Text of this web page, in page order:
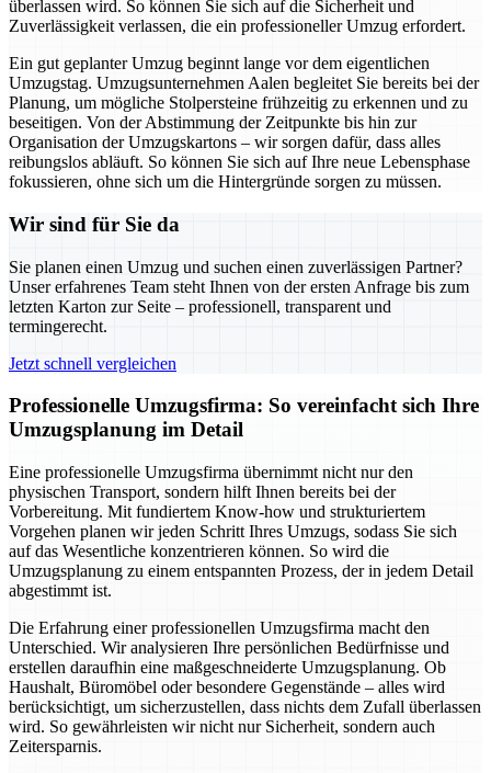
überlassen wird. So können Sie sich auf die Sicherheit und
Zuverlässigkeit verlassen, die ein professioneller Umzug erfordert.
Ein gut geplanter Umzug beginnt lange vor dem eigentlichen
Umzugstag. Umzugsunternehmen Aalen begleitet Sie bereits bei der
Planung, um mögliche Stolpersteine frühzeitig zu erkennen und zu
beseitigen. Von der Abstimmung der Zeitpunkte bis hin zur
Organisation der Umzugskartons – wir sorgen dafür, dass alles
reibungslos abläuft. So können Sie sich auf Ihre neue Lebensphase
fokussieren, ohne sich um die Hintergründe sorgen zu müssen.
Wir sind für Sie da
Sie planen einen Umzug und suchen einen zuverlässigen Partner?
Unser erfahrenes Team steht Ihnen von der ersten Anfrage bis zum
letzten Karton zur Seite – professionell, transparent und
termingerecht.
Jetzt schnell vergleichen
Professionelle Umzugsfirma: So vereinfacht sich Ihre
Umzugsplanung im Detail
Eine professionelle Umzugsfirma übernimmt nicht nur den
physischen Transport, sondern hilft Ihnen bereits bei der
Vorbereitung. Mit fundiertem Know-how und strukturiertem
Vorgehen planen wir jeden Schritt Ihres Umzugs, sodass Sie sich
auf das Wesentliche konzentrieren können. So wird die
Umzugsplanung zu einem entspannten Prozess, der in jedem Detail
abgestimmt ist.
Die Erfahrung einer professionellen Umzugsfirma macht den
Unterschied. Wir analysieren Ihre persönlichen Bedürfnisse und
erstellen daraufhin eine maßgeschneiderte Umzugsplanung. Ob
Haushalt, Büromöbel oder besondere Gegenstände – alles wird
berücksichtigt, um sicherzustellen, dass nichts dem Zufall überlassen
wird. So gewährleisten wir nicht nur Sicherheit, sondern auch
Zeitersparnis.